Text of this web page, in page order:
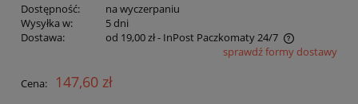
Dostępność:
na wyczerpaniu
Wysyłka w:
5 dni
Dostawa:
od 19,00 zł- InPost Paczkomaty 24/7
Cena nie zawiera ewentualnych kosztów płatnościsprawdź formy dostawy
Cena: 147,60 zł